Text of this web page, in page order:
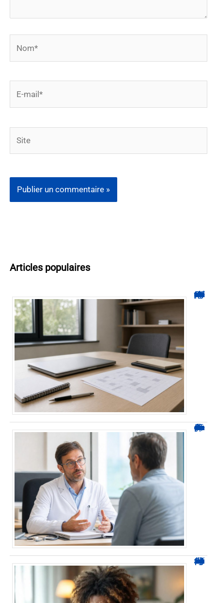
Articles populaires
Hyperplanning INSA CVL : comment suivre votre planning ?
Durée d’arrêt après un stent : des repères, pas une règle fixe
0424 démarchage : reconnaître l’appel et agir sans se tromper